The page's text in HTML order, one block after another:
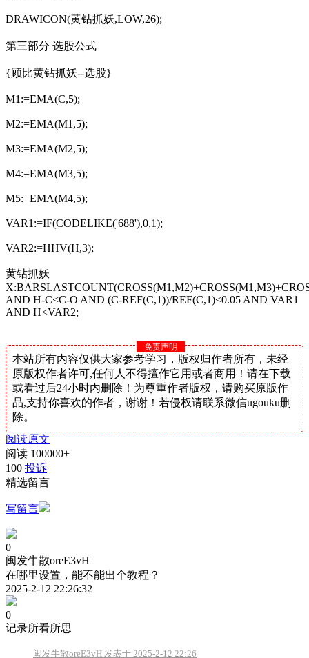
DRAWICON(黄钻抓妖,LOW,26);
第三部分 选股公式
{顾比黄钻抓妖--选股}
M1:=EMA(C,5);
M2:=EMA(M1,5);
M3:=EMA(M2,5);
M4:=EMA(M3,5);
M5:=EMA(M4,5);
VAR1:=IF(CODELIKE('688'),0,1);
VAR2:=HHV(H,3);
黄钻抓妖
AND H-C<C-O AND (C-REF(C,1))/REF(C,1)<0.05 AND VAR1
AND H<VAR2;
免责声明
本站所有内容仅供大家参考学习，版权归作者所有，未经
原版权作者许可,任何人不得擅作它用或者商用！请在下载
或看过后24小时内删除！为尊重作者版权，请购买原版作
品,支持你喜欢的作者，谢谢！若侵权请联系微信ugouku删
除。
阅读原文
阅读 100000+
100 投诉
精选留言
写留言
0
闽发牛散oreE3vH
在哪里设置，能不能出个教程？
2025-2-12 22:26:32
0
记录所看所思
闽发牛散oreE3vH 发表于 2025-2-12 22:26